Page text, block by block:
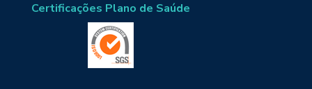
Certificações Plano de Saúde